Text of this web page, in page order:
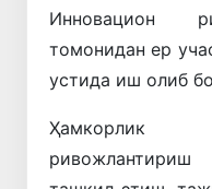
Инновацион
томонидан ер
устида иш олиб
Ҳамкорлик